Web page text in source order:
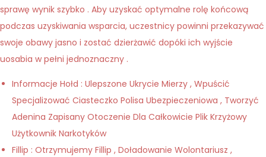
sprawę wynik szybko . Aby uzyskać optymalne rolę końcową
podczas uzyskiwania wsparcia, uczestnicy powinni przekazywać
swoje obawy jasno i zostać dzierżawić dopóki ich wyjście
uosabia w pełni jednoznaczny .
Informacje Hołd : Ulepszone Ukrycie Mierzy , Wpuścić
Specjalizować Ciasteczko Polisa Ubezpieczeniowa , Tworzyć
Adenina Zapisany Otoczenie Dla Całkowicie Plik Krzyżowy
Użytkownik Narkotyków
Fillip : Otrzymujemy Fillip , Doładowanie Wolontariusz ,